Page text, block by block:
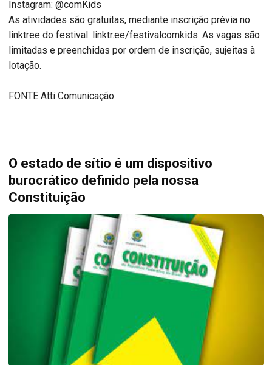
Instagram: @comKids
As atividades são gratuitas, mediante inscrição prévia no
linktree do festival: linktr.ee/festivalcomkids. As vagas são
limitadas e preenchidas por ordem de inscrição, sujeitas à
lotação.
FONTE Atti Comunicação
O estado de sítio é um dispositivo
burocrático definido pela nossa
Constituição